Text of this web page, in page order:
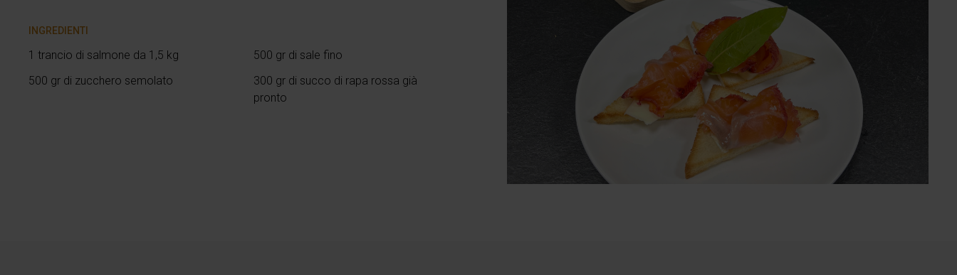
INGREDIENTI
1 trancio di salmone da 1,5 kg
500 gr di zucchero semolato
500 gr di sale fino
300 gr di succo di rapa rossa già
pronto